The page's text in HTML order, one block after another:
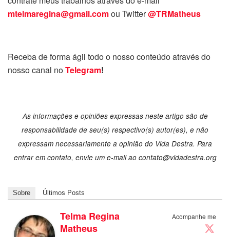
mtelmaregina@gmail.comou Twitter@TRMatheus
Receba de forma ágil todo o nosso conteúdo através do
nosso canal noTelegram!
As informações e opiniões expressas neste artigo são de
responsabilidade de seu(s) respectivo(s) autor(es), e não
expressam necessariamente a opinião do Vida Destra. Para
entrar em contato, envie um e-mail ao contato@vidadestra.org
Sobre Últimos Posts
Acompanhe me
Telma Regina
Matheus